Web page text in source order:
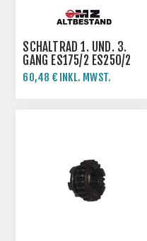
SCHALTRAD 1. UND. 3.
GANG ES175/2 ES250/2
TS250
60,48 € INKL. MWST.